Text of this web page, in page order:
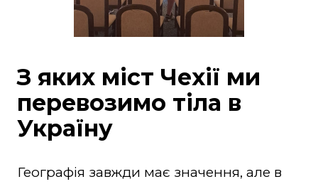
З яких міст Чехії ми
перевозимо тіла в
Україну
Географія завжди має значення, але в